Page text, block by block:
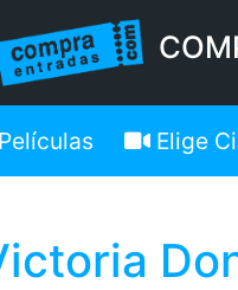
Elige